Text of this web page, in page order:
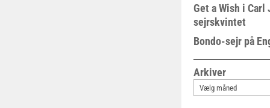
Get a Wish i Carl
sejrskvintet
Bondo-sejr på
Arkiver